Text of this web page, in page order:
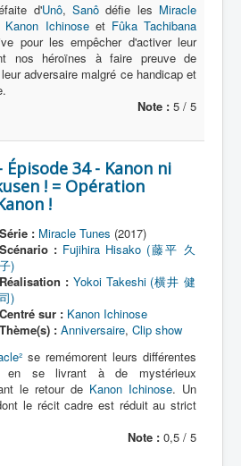
d'Unô, Sanôdéfie les Miracle
Kanon Ichinoseet Fûka Tachibana
pour les empêcher d'activer leur
nos héroïnes à faire preuve de
adversaire malgré ce handicap et
Note : 5 / 5
Épisode 34 - Kanon ni
! = Opération
!
Série : Miracle Tunes (2017)
Scénario : Fujihira Hisako (藤平 久
子)
Réalisation : Yokoi Takeshi (横井 健
司)
Centré sur : Kanon Ichinose
Thème(s) : Anniversaire, Clip show
se remémorent leurs différentes
en se livrant à de mystérieux
le retour de Kanon Ichinose. Un
le récit cadre est réduit au strict
Note : 0,5 / 5